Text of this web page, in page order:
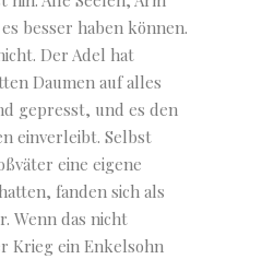
besser haben können.
Der Adel hat
Daumen auf alles
gepresst, und es den
einverleibt. Selbst
eine eigene
fanden sich als
Wenn das nicht
Krieg ein Enkelsohn